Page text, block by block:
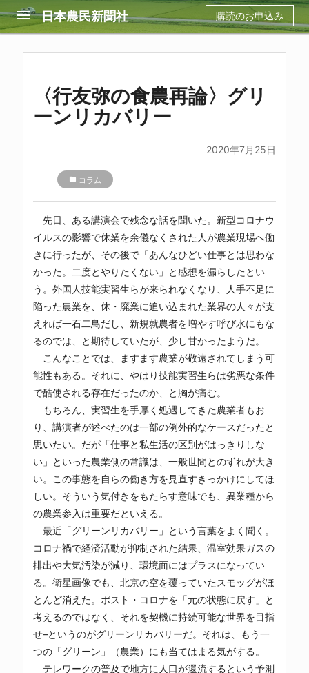
menu 日本農民新聞社 購読のお申込み
〈行友弥の食農再論〉グリ
ーンリカバリー
2020年7月25日
folder コラム
先日、ある講演会で残念な話を聞いた。新型コロナウ
イルスの影響で休業を余儀なくされた人が農業現場へ働
きに行ったが、その後で「あんなひどい仕事とは思わな
かった。二度とやりたくない」と感想を漏らしたとい
う。外国人技能実習生らが来られなくなり、人手不足に
陥った農業を、休・廃業に追い込まれた業界の人々が支
えれば一石二鳥だし、新規就農者を増やす呼び水にもな
るのでは、と期待していたが、少し甘かったようだ。
こんなことでは、ますます農業が敬遠されてしまう可
能性もある。それに、やはり技能実習生らは劣悪な条件
で酷使される存在だったのか、と胸が痛む。
もちろん、実習生を手厚く処遇してきた農業者もお
り、講演者が述べたのは一部の例外的なケースだったと
思いたい。だが「仕事と私生活の区別がはっきりしな
い」といった農業側の常識は、一般世間とのずれが大き
い。この事態を自らの働き方を見直すきっかけにしてほ
しい。そういう気付きをもたらす意味でも、異業種から
の農業参入は重要だといえる。
最近「グリーンリカバリー」という言葉をよく聞く。
コロナ禍で経済活動が抑制された結果、温室効果ガスの
排出や大気汚染が減り、環境面にはプラスになってい
る。衛星画像でも、北京の空を覆っていたスモッグがほ
とんど消えた。ポスト・コロナを「元の状態に戻す」と
考えるのではなく、それを契機に持続可能な世界を目指
せ–というのがグリーンリカバリーだ。それは、もう一
つの「グリーン」（農業）にも当てはまる気がする。
テレワークの普及で地方に人口が還流するという予測